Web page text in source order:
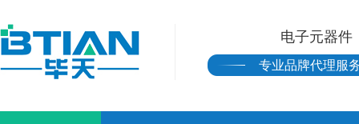
电子元器件
专业品牌代理服